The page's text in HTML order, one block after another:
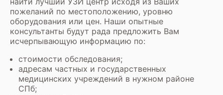
пожеланий по местоположению, уровню
оборудования или цен. Наши опытные
консультанты будут рада предложить Вам
исчерпывающую информацию по:
стоимости обследования;
адресам частных и государственных
медицинских учреждений в нужном районе
СПб;